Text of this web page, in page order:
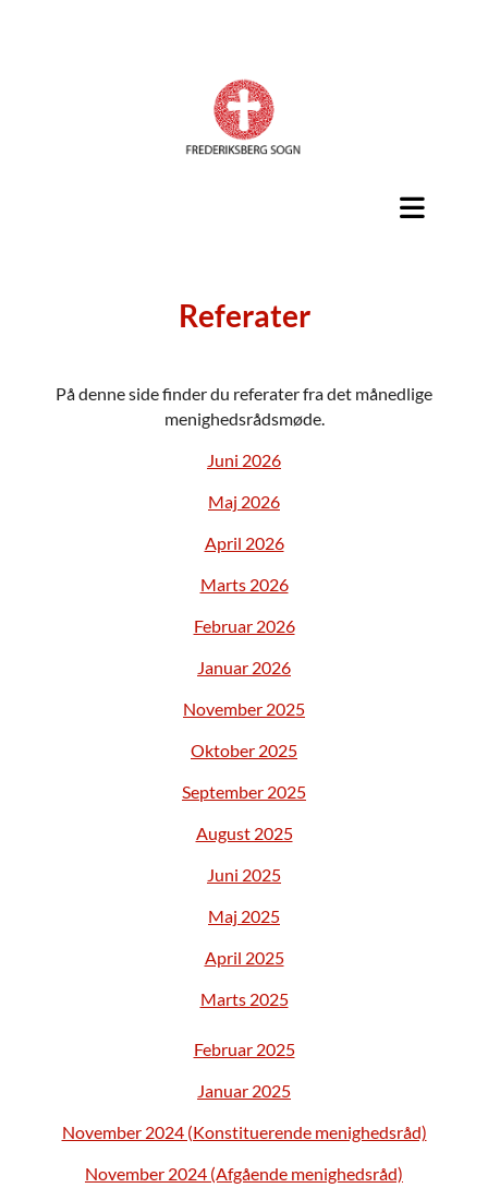
Referater
På denne side finder du referater fra det månedlige
menighedsrådsmøde.
Juni 2026
Maj 2026
April 2026
Marts 2026
Februar 2026
Januar 2026
November 2025
Oktober 2025
September 2025
August 2025
Juni 2025
Maj 2025
April 2025
Marts 2025
Februar 2025
Januar 2025
November 2024 (Konstituerende menighedsråd)
November 2024 (Afgående menighedsråd)